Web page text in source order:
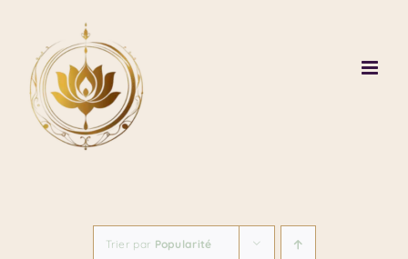
contenu
Trier par Popularité